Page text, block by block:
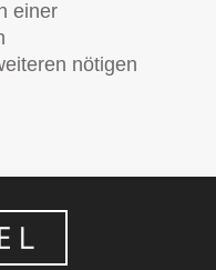
einer
nötigen